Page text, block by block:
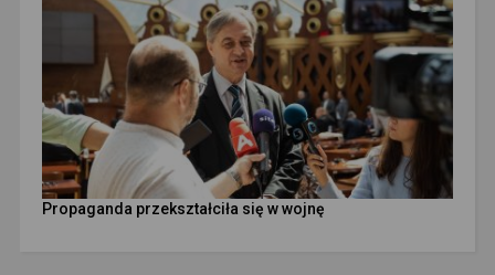
Propaganda przekształciła się w wojnę